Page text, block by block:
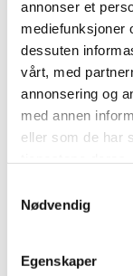
annonser et
mediefunksjoner
dessuten
vårt, med
annonsering og
med annen
eller som de har
Nødvendig
Egenskaper
Pin This
Relaterte